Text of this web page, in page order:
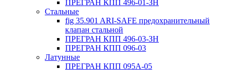
ПРЕГРАН КПП 496-01-ЗН
Стальные
fig 35.901 ARI-SAFE предохранительный
клапан стальной
ПРЕГРАН КПП 496-03-ЗН
ПРЕГРАН КПП 096-03
Латунные
ПРЕГРАН КПП 095А-05